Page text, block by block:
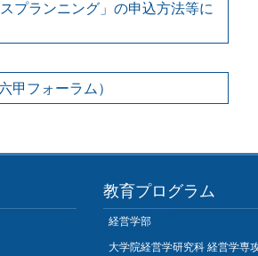
プランニング」の申込方法等に
甲フォーラム）
教育プログラム
経営学部
大学院経営学研究科 経営学専